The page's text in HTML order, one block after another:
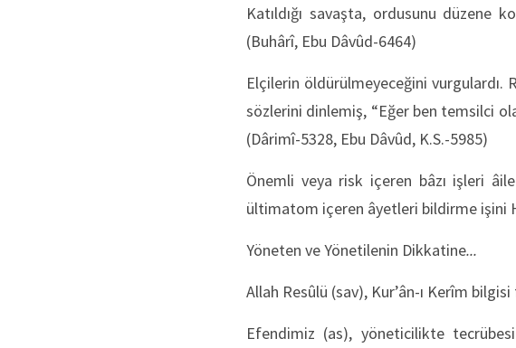
Katıldığı savaşta, ordusunu düzene
(Buhârî, Ebu Dâvûd-6464)
Elçilerin öldürülmeyeceğini vurgulardı.
sözlerini dinlemiş, “Eğer ben temsilci
(Dârimî-5328, Ebu Dâvûd, K.S.-5985)
Önemli veya risk içeren bâzı işleri
ültimatom içeren âyetleri bildirme işini
Yöneten ve Yönetilenin Dikkatine...
Allah Resûlü (sav), Kur’ân-ı Kerîm
Efendimiz (as), yöneticilikte